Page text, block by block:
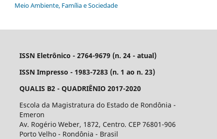
Meio Ambiente, Família e Sociedade
ISSN Eletrônico - 2764-9679 (n. 24 - atual)
ISSN Impresso - 1983-7283 (n. 1 ao n. 23)
QUALIS B2 - QUADRIÊNIO 2017-2020
Escola da Magistratura do Estado de Rondônia -
Emeron
Av. Rogério Weber, 1872, Centro. CEP 76801-906
Porto Velho - Rondônia - Brasil